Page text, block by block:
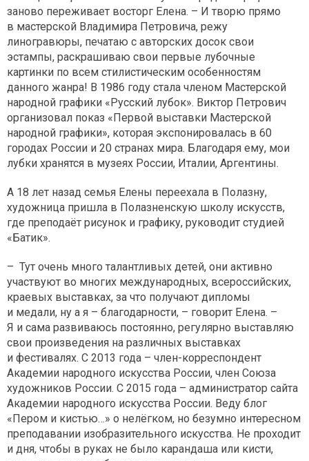
заново переживает восторг Елена. – И творю прямо
в мастерской Владимира Петровича, режу
линогравюры, печатаю с авторских досок свои
эстампы, раскрашиваю свои первые лубочные
картинки по всем стилистическим особенностям
данного жанра! В 1986 году стала членом Мастерской
народной графики «Русский лубок». Виктор Петрович
организовал показ «Первой выставки Мастерской
народной графики», которая экспонировалась в 60
городах России и 20 странах мира. Благодаря ему, мои
лубки хранятся в музеях России, Италии, Аргентины.
А 18 лет назад семья Елены переехала в Полазну,
художница пришла в Полазненскую школу искусств,
где преподаёт рисунок и графику, руководит студией
«Батик».
– Тут очень много талантливых детей, они активно
участвуют во многих международных, всероссийских,
краевых выставках, за что получают дипломы
и медали, ну а я – благодарности, – говорит Елена. –
Я и сама развиваюсь постоянно, регулярно выставляю
свои произведения на различных выставках
и фестивалях. С 2013 года – член-корреспондент
Академии народного искусства России, член Союза
художников России. С 2015 года – администратор сайта
Академии народного искусства России. Веду блог
«Пером и кистью…» о нелёгком, но безумно интересном
преподавании изобразительного искусства. Не проходит
и дня, чтобы в руках не было карандаша или кисти,